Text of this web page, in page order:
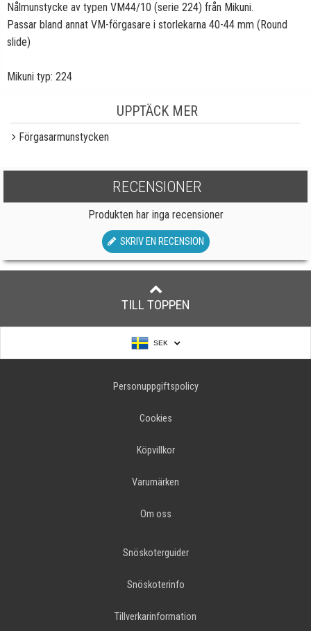
Nålmunstycke av typen VM44/10 (serie 224) från Mikuni.
Passar bland annat VM-förgasare i storlekarna 40-44 mm (Round
slide)
Mikuni typ: 224
UPPTÄCK MER
Förgasarmunstycken
RECENSIONER
Produkten har inga recensioner
SKRIV EN RECENSION
TILL TOPPEN
SEK
Personuppgiftspolicy
Cookies
Köpvillkor
Varumärken
Om oss
Snöskoterguider
Snöskoterinfo
Tillverkarinformation